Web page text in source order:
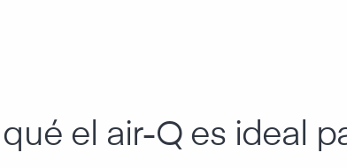
qué el air-Q es ideal